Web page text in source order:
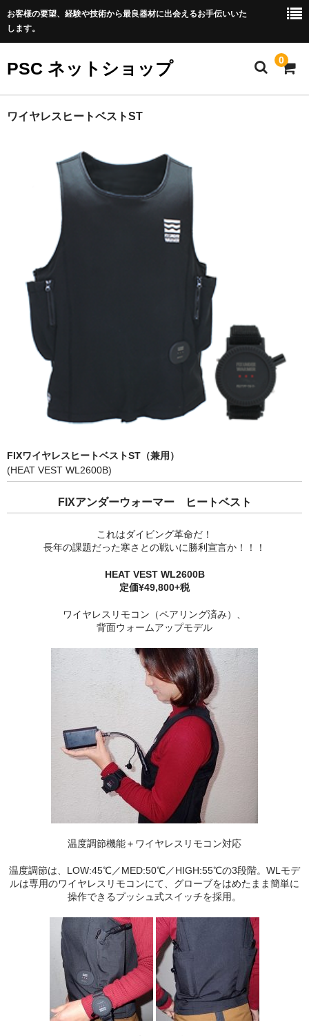
お客様の要望、経験や技術から最良器材に出会えるお手伝いいた
します。
PSC ネットショップ 0
ホーム
特定商取引法に基づく表記
プライバシーポリシー
LINEでのご相談
075-711-5539
ワイヤレスヒートベストST
FIXワイヤレスヒートベストST（兼用）
(HEAT VEST WL2600B)
FIXアンダーウォーマー ヒートベスト
これはダイビング革命だ！
長年の課題だった寒さとの戦いに勝利宣言か！！！
HEAT VEST WL2600B
定価¥49,800+税
ワイヤレスリモコン（ペアリング済み）、
背面ウォームアップモデル
温度調節機能＋ワイヤレスリモコン対応
温度調節は、LOW:45℃／MED:50℃／HIGH:55℃の3段階。WLモデ
ルは専用のワイヤレスリモコンにて、グローブをはめたまま簡単に
操作できるプッシュ式スイッチを採用。